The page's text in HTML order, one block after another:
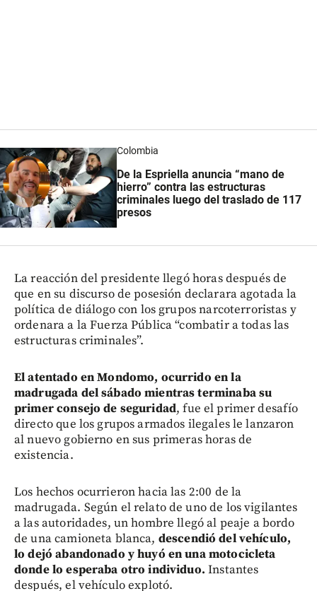
Colombia
De la Espriella anuncia “mano de
hierro” contra las estructuras
criminales luego del traslado de 117
presos
La reacción del presidente llegó horas después de
que en su discurso de posesión declarara agotada la
política de diálogo con los grupos narcoterroristas y
ordenara a la Fuerza Pública “combatir a todas las
estructuras criminales”.
El atentado en Mondomo, ocurrido en la
madrugada del sábado mientras terminaba su
primer consejo de seguridad, fue el primer desafío
directo que los grupos armados ilegales le lanzaron
al nuevo gobierno en sus primeras horas de
existencia.
Los hechos ocurrieron hacia las 2:00 de la
madrugada. Según el relato de uno de los vigilantes
a las autoridades, un hombre llegó al peaje a bordo
de una camioneta blanca, descendió del vehículo,
lo dejó abandonado y huyó en una motocicleta
donde lo esperaba otro individuo. Instantes
después, el vehículo explotó.